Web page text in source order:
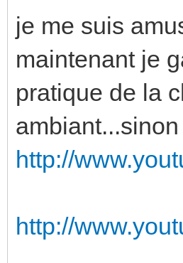
je me suis
maintenant je
pratique de la
http://
http://